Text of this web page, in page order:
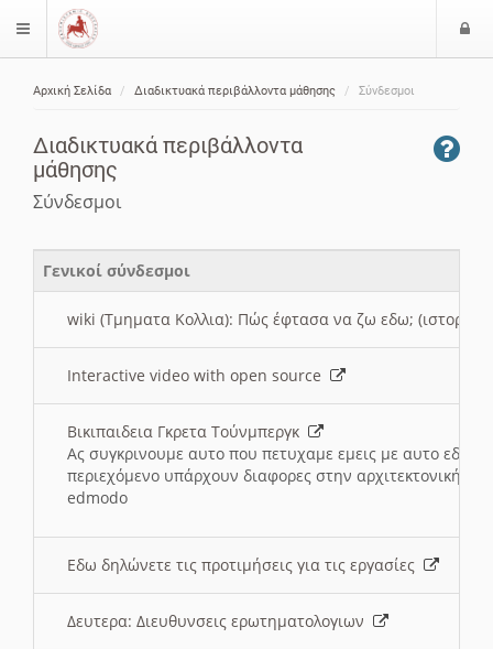
$langMenu
Αρχική Σελίδα Διαδικτυακά περιβάλλοντα μάθησης Σύνδεσμοι
Διαδικτυακά περιβάλλοντα
μάθησης
Σύνδεσμοι
Γενικοί σύνδεσμοι
wiki (Τμηματα Κολλια): Πώς έφτασα να ζω εδω; (ιστορια)
Interactive video with open source
Βικιπαιδεια Γκρετα Τούνμπεργκ
Ας συγκρινουμε αυτο που πετυχαμε εμεις με αυτο εδω
περιεχόμενο υπάρχουν διαφορες στην αρχιτεκτονική
edmodo
Εδω δηλώνετε τις προτιμήσεις για τις εργασίες
Δευτερα: Διευθυνσεις ερωτηματολογιων